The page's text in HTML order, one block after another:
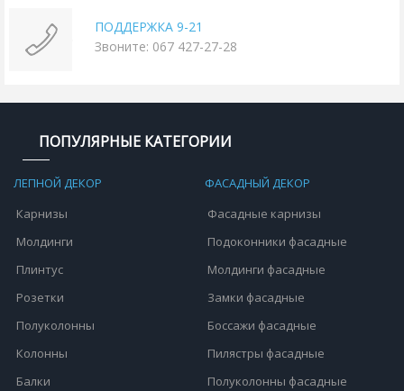
ПОДДЕРЖКА 9-21
Звоните: 067 427-27-28
ПОПУЛЯРНЫЕ КАТЕГОРИИ
ЛЕПНОЙ ДЕКОР
Карнизы
Молдинги
Плинтус
Розетки
Полуколонны
Колонны
Балки
ФАСАДНЫЙ ДЕКОР
Фасадные карнизы
Подоконники фасадные
Молдинги фасадные
Замки фасадные
Боссажи фасадные
Пилястры фасадные
Полуколонны фасадные